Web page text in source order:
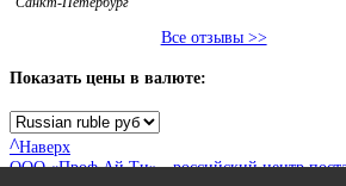
Все отзывы >>
Показать цены в валюте:
^Наверх
ООО «Проф Ай Ти» - российский центр